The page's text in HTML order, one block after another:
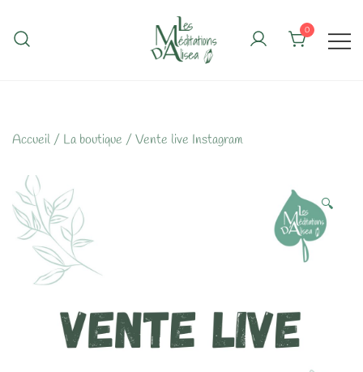
content
0
Accueil / La boutique / Vente live Instagram
🔍